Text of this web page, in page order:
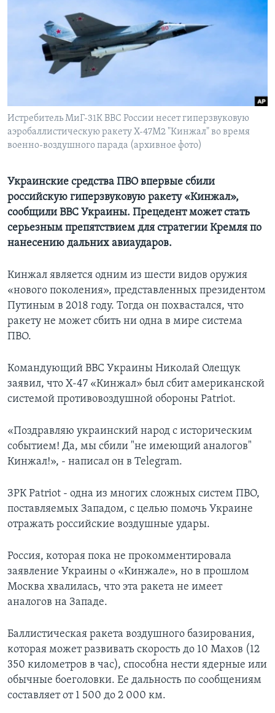
Learning English
СОЦИАЛЬНЫЕ СЕТИ
Языки
Истребитель МиГ-31К ВВС России несет гиперзвуковую
аэробаллистическую ракету Х-47М2 "Кинжал" во время
военно-воздушного парада (архивное фото)
Украинские средства ПВО впервые сбили
российскую гиперзвуковую ракету «Кинжал»,
сообщили ВВС Украины. Прецедент может стать
серьезным препятствием для стратегии Кремля по
нанесению дальних авиаударов.
Кинжал является одним из шести видов оружия
«нового поколения», представленных президентом
Путиным в 2018 году. Тогда он похвастался, что
ракету не может сбить ни одна в мире система
ПВО.
Командующий ВВС Украины Николай Олещук
заявил, что Х-47 «Кинжал» был сбит американской
системой противовоздушной обороны Patriot.
«Поздравляю украинский народ с историческим
событием! Да, мы сбили "не имеющий аналогов"
Кинжал!», - написал он в Telegram.
ЗРК Patriot - одна из многих сложных систем ПВО,
поставляемых Западом, с целью помочь Украине
отражать российские воздушные удары.
Россия, которая пока не прокомментировала
заявление Украины о «Кинжале», но в прошлом
Москва хвалилась, что эта ракета не имеет
аналогов на Западе.
Баллистическая ракета воздушного базирования,
которая может развивать скорость до 10 Махов (12
350 километров в час), способна нести ядерные или
обычные боеголовки. Ее дальность по сообщениям
составляет от 1 500 до 2 000 км.